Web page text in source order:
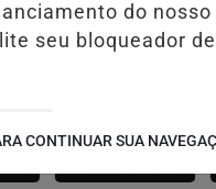
JUSSARA
do nosso
seu bloqueador
CONTINUAR SUA